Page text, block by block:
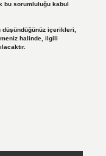
bu sorumluluğu kabul
düşündüğünüz içerikleri,
halinde, ilgili